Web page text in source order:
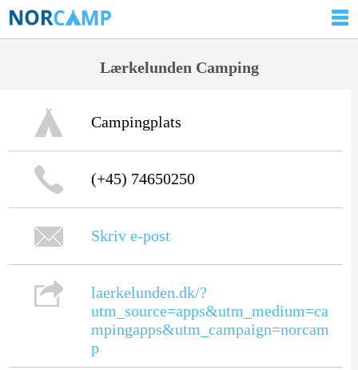
Lærkelunden Camping
Campingplats
(+45) 74650250
Skriv e-post
laerkelunden.dk/?
utm_source=apps&utm_medium=ca
mpingapps&utm_campaign=norcam
p